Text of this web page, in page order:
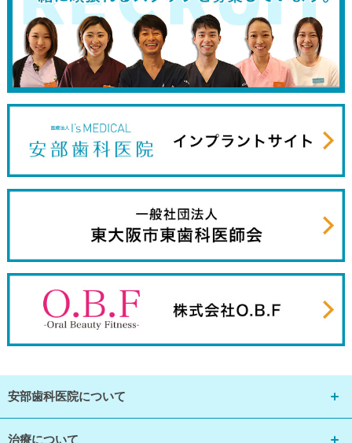
安部歯科医院について
治療について